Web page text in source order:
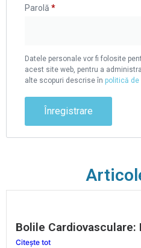
Parolă *
Datele personale vor fi folosite
acest site web, pentru a
alte scopuri descrise în politică
Înregistrare
Bolile Cardiovasculare:
Citește tot